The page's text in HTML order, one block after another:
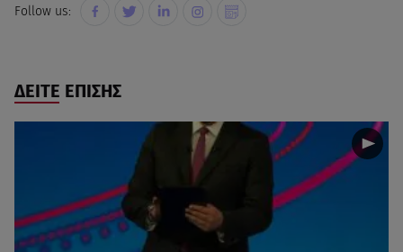
Follow us:
ΔΕΙΤΕ ΕΠΙΣΗΣ